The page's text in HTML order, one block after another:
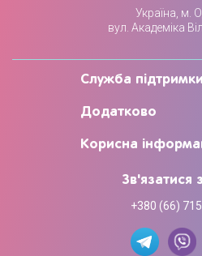
Україна, м.
вул. Академіка
Служба підтримки
Додатково
Корисна
Зв'язатися
+380 (66)